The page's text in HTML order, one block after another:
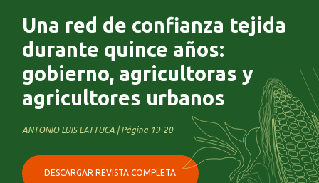
Una red de confianza tejida
durante quince años:
gobierno, agricultoras y
agricultores urbanos
ANTONIO LUIS LATTUCA | Página 19-20
DESCARGAR REVISTA COMPLETA